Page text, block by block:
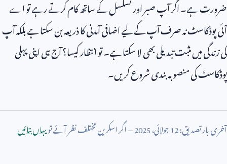
ضرورت ہے۔ اگر آپ صبر اور تسلسل کے ساتھ کام کرتے رہے تو اے
آئی پوڈکاسٹ نہ صرف آپ کے لیے اضافی آمدنی کا ذریعہ بن سکتا ہے بلکہ آپ
کی زندگی میں مثبت تبدیلی بھی لا سکتا ہے۔ تو انتظار کیسا؟ آج ہی اپنی پہلی
پوڈکاسٹ کی منصوبہ بندی شروع کریں۔
آخری بار تصدیق:12جولائی،2025— اگر اسکرین مختلف نظر آئے تویہاں بتائیں